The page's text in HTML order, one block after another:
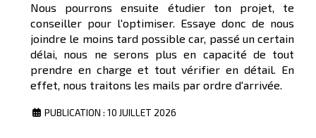
Nous pourrons ensuite étudier ton projet, te
conseiller pour l'optimiser. Essaye donc de nous
joindre le moins tard possible car, passé un certain
délai, nous ne serons plus en capacité de tout
prendre en charge et tout vérifier en détail. En
effet, nous traitons les mails par ordre d'arrivée.
PUBLICATION : 10 JUILLET 2026